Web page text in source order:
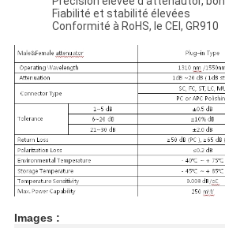
Fiabilité et stabilité élevées
Conformité à RoHS, le CEI, GR910
Images :